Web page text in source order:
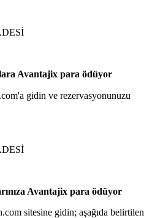
Avantajix para ödüyor
gidin ve rezervasyonunuzu
Avantajix para ödüyor
sitesine gidin; aşağıda belirtilen